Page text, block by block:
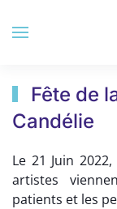
Accéder au
Fête de
Candélie
Le 21 Juin
artistes
patients et les